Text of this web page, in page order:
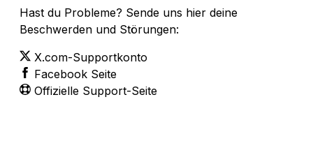
Hast du Probleme? Sende uns hier deine
Beschwerden und Störungen:
X.com-Supportkonto
Facebook Seite
Offizielle Support-Seite